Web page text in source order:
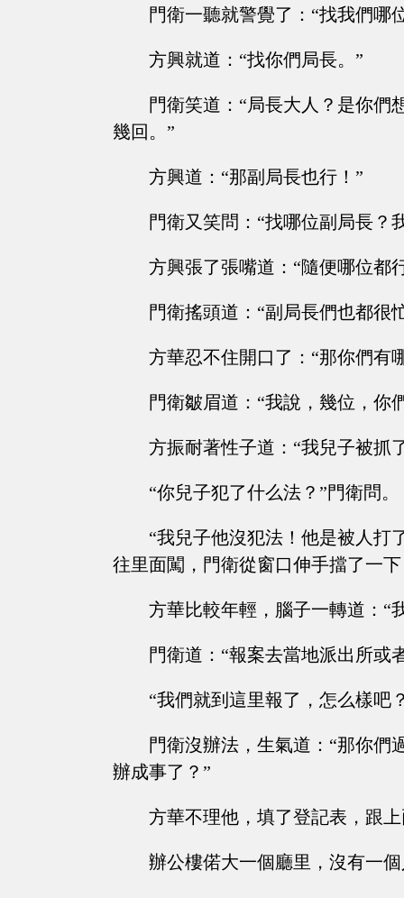
門衛一聽就警覺了：“找我們哪
方興就道：“找你們局長。”
門衛笑道：“局長大人？是你們
幾回。”
方興道：“那副局長也行！”
門衛又笑問：“找哪位副局長？
方興張了張嘴道：“隨便哪位都
門衛搖頭道：“副局長們也都很
方華忍不住開口了：“那你們有
門衛皺眉道：“我說，幾位，你
方振耐著性子道：“我兒子被抓
“你兒子犯了什么法？”門衛問。
“我兒子他沒犯法！他是被人打
往里面闖，門衛從窗口伸手擋了一
方華比較年輕，腦子一轉道：“
門衛道：“報案去當地派出所或
“我們就到這里報了，怎么樣吧
門衛沒辦法，生氣道：“那你們
辦成事了？”
方華不理他，填了登記表，跟
辦公樓偌大一個廳里，沒有一